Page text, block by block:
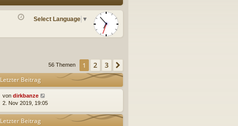
Q m
el
ist
rie
Select Language ▼
56 Themen 1 2 3
Letzter Beitrag
von dirkbanze
2. Nov 2019, 19:05
Letzter Beitrag